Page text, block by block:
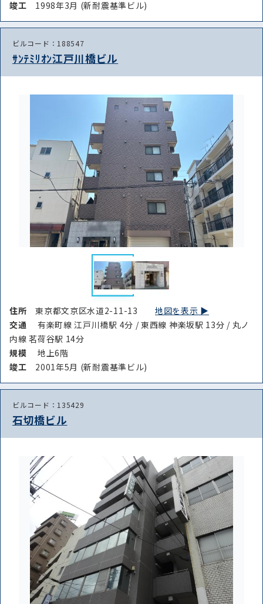
竣⼯ 1998年3月 (新耐震基準ビル)
ビルコード：188547
ｻﾝﾃﾐﾘｵﾝ江戸川橋ビル
住所東京都文京区水道2-11-13地図を表示 ▶︎
交通
有楽町線 江戸川橋駅 4分 / 東西線 神楽坂駅 13分 / 丸ノ
内線 茗荷谷駅 14分
規模
地上6階
竣⼯ 2001年5月 (新耐震基準ビル)
ビルコード：135429
石切橋ビル